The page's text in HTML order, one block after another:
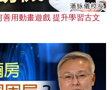
用動畫遊戲 提升學習古文